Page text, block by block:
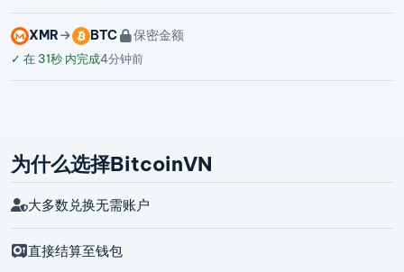
XMR BTC 保密金额
✓ 在 31秒 内完成4分钟前
为什么选择BitcoinVN
大多数兑换无需账户
直接结算至钱包